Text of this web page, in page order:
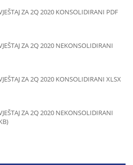
ZA 2Q 2020 KONSOLIDIRANI PDF
ZA 2Q 2020 NEKONSOLIDIRANI
ZA 2Q 2020 KONSOLIDIRANI XLSX
ZA 2Q 2020 NEKONSOLIDIRANI